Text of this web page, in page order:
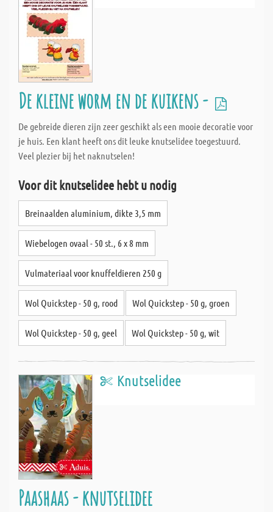
De kleine worm en de kuikens -
De gebreide dieren zijn zeer geschikt als een mooie decoratie voor
je huis. Een klant heeft ons dit leuke knutselidee toegestuurd.
Veel plezier bij het naknutselen!
Voor dit knutselidee hebt u nodig
Breinaalden aluminium, dikte 3,5 mm
Wiebelogen ovaal - 50 st., 6 x 8 mm
Vulmateriaal voor knuffeldieren 250 g
Wol Quickstep - 50 g, rood Wol Quickstep - 50 g, groen
Wol Quickstep - 50 g, geel Wol Quickstep - 50 g, wit
Knutselidee
Paashaas - knutselidee